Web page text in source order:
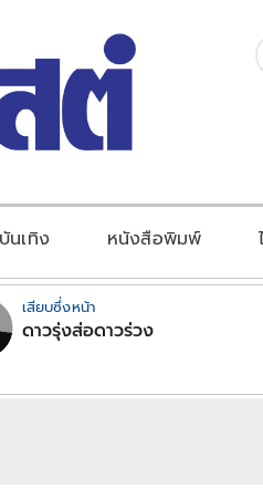
บันเทิง หนังสือพิมพ์
เสียบซึ่งหน้า
ดาวรุ่งส่อดาวร่วง